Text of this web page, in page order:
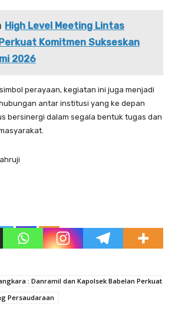
High Level Meeting Lintas
Komitmen Sukseskan
2026
perayaan, kegiatan ini juga menjadi
antar institusi yang ke depan
bersinergi dalam segala bentuk tugas dan
: Danramil dan Kapolsek Babelan Perkuat
Persaudaraan